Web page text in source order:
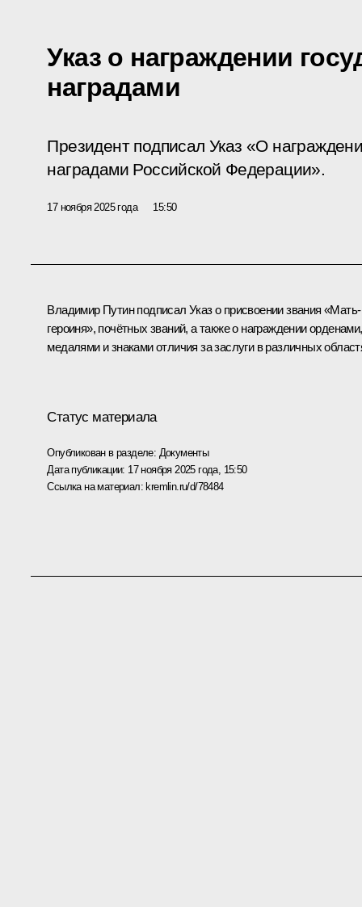
Указ о награждении
наградами
Президент подписал Указ «О
наградами Российской Федерации».
17 ноября 2025 года 15:50
Владимир Путин подписал Указ о присвоении звания «Мать-
героиня», почётных званий, а также о награждении орденами,
медалями и знаками отличия за заслуги в различных
Статус материала
Опубликован в разделе: Документы
Дата публикации: 17 ноября 2025 года, 15:50
Ссылка на материал: kremlin.ru/d/78484